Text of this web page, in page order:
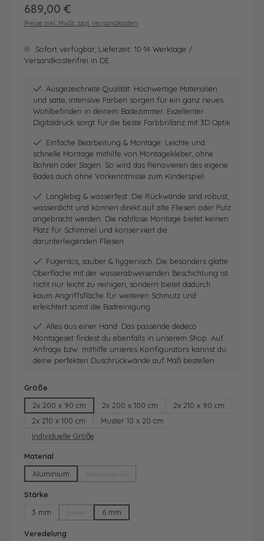
Regulärer Preis:
689,00 €
Preise inkl. MwSt. zzgl. Versandkosten
Sofort verfügbar, Lieferzeit: 10-14 Werktage /
Versandkostenfrei in DE
Ausgezeichnete Qualität: Hochwertige Materialien
und satte, intensive Farben sorgen für ein ganz neues
Wohlbefinden in deinem Badezimmer. Exzellenter
Digitaldruck sorgt für die beste Farbbrillanz mit 3D Optik
Einfache Bearbeitung & Montage: Leichte und
schnelle Montage mithilfe von Montagekleber, ohne
Bohren oder Sägen. So wird das Renovieren des eigene
Bades auch ohne Vorkenntnisse zum Kinderspiel.
Langlebig & wasserfest: Die Rückwände sind robust,
wasserdicht und können direkt auf alte Fliesen oder Putz
angebracht werden. Die nahtlose Montage bietet keinen
Platz für Schimmel und konserviert die
darunterliegenden Fliesen
Fugenlos, sauber & hygienisch: Die besonders glatte
Oberfläche mit der wasserabweisenden Beschichtung ist
nicht nur leicht zu reinigen, sondern bietet dadurch
kaum Angriffsfläche für weiteren Schmutz und
erleichtert somit die Badreinigung
Alles aus einer Hand: Das passende dedeco
Montageset findest du ebenfalls in unserem Shop. Auf
Anfrage bzw. mithilfe unseres Konfigurators kannst du
deine perfekten Duschrückwände auf Maß bestellen
Größe
2x 200 x 90 cm
2x 200 x 100 cm
2x 210 x 90 cm
2x 210 x 100 cm
Muster 10 x 20 cm
Individuelle Größe
Material
Aluminium
Stärke
3 mm
(Diese Option ist zurzeit nicht verfügbar.)
6 mm
Veredelung